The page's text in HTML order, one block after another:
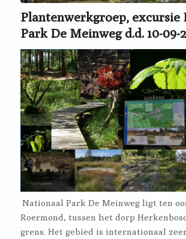
Plantenwerkgroep, excursie
Park De Meinweg d.d. 10-09-
Nationaal Park De Meinweg ligt ten
Roermond, tussen het dorp
grens. Het gebied is internationaal